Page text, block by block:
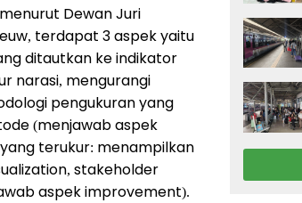
Dewan Juri
terdapat 3 aspek yaitu
ditautkan ke indikator
narasi, mengurangi
pengukuran yang
(menjawab aspek
terukur: menampilkan
stakeholder
aspek improvement).